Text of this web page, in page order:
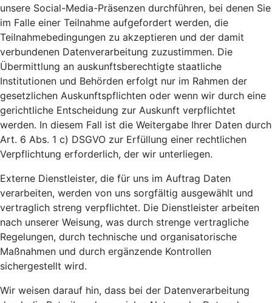
unsere Social-Media-Präsenzen durchführen, bei denen Sie
im Falle einer Teilnahme aufgefordert werden, die
Teilnahmebedingungen zu akzeptieren und der damit
verbundenen Datenverarbeitung zuzustimmen. Die
Übermittlung an auskunftsberechtigte staatliche
Institutionen und Behörden erfolgt nur im Rahmen der
gesetzlichen Auskunftspflichten oder wenn wir durch eine
gerichtliche Entscheidung zur Auskunft verpflichtet
werden. In diesem Fall ist die Weitergabe Ihrer Daten durch
Art. 6 Abs. 1 c) DSGVO zur Erfüllung einer rechtlichen
Verpflichtung erforderlich, der wir unterliegen.
Externe Dienstleister, die für uns im Auftrag Daten
verarbeiten, werden von uns sorgfältig ausgewählt und
vertraglich streng verpflichtet. Die Dienstleister arbeiten
nach unserer Weisung, was durch strenge vertragliche
Regelungen, durch technische und organisatorische
Maßnahmen und durch ergänzende Kontrollen
sichergestellt wird.
Wir weisen darauf hin, dass bei der Datenverarbeitung